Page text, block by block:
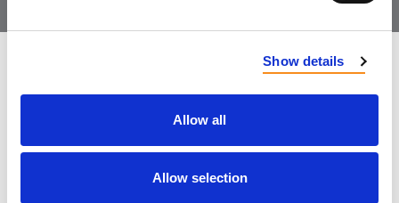
Show details
Allow all
Allow selection
PRÉNOM